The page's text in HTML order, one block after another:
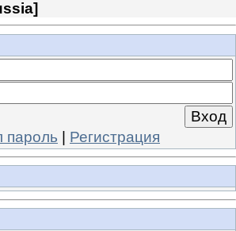
]
пароль | Регистрация